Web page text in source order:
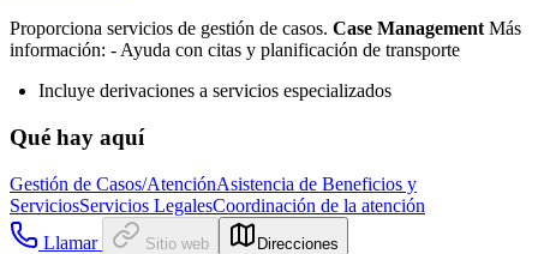
Proporciona servicios de gestión de casos. Case Management Más
información: - Ayuda con citas y planificación de transporte
Incluye derivaciones a servicios especializados
Qué hay aquí
Gestión de Casos/AtenciónAsistencia de Beneficios y
ServiciosServicios LegalesCoordinación de la atención
Llamar
Sitio web Direcciones